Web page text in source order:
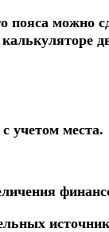
пояса можно
калькуляторе
с учетом места.